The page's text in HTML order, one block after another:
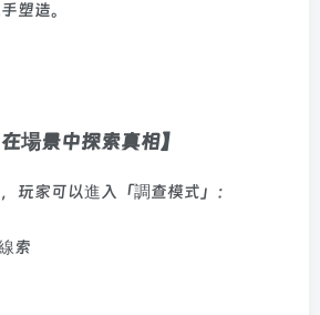
塑造。
場景中探索真相】
玩家可以進入「調查模式」：
索